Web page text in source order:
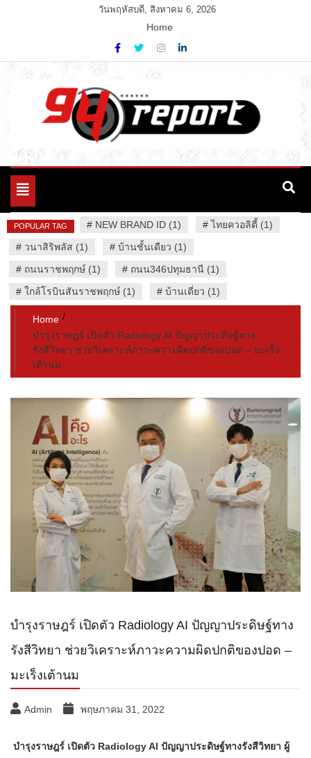
วันพฤหัสบดี, สิงหาคม 6, 2026
Home
94 Report.com
Variety News
Toggle
POPULAR TAG # NEW BRAND ID (1) #ไทยควอลิตี้ (1)
# วนาสิริพลัส (1) # บ้านชั้นเดียว (1)
# ถนนราชพฤกษ์ (1) # ถนน346ปทุมธานี (1)
# ใกล้โรบินสันราชพฤกษ์ (1) # บ้านเดี่ยว (1)
Home
บำรุงราษฎร์ เปิดตัว Radiology AI ปัญญาประดิษฐ์ทาง
รังสีวิทยา ช่วยวิเคราะห์ภาวะความผิดปกติของปอด – มะเร็ง
เต้านม
บำรุงราษฎร์ เปิดตัว Radiology AI ปัญญาประดิษฐ์ทาง
รังสีวิทยา ช่วยวิเคราะห์ภาวะความผิดปกติของปอด –
มะเร็งเต้านม
Admin พฤษภาคม 31, 2022
บำรุงราษฎร์ เปิดตัว Radiology AI ปัญญาประดิษฐ์ทางรังสีวิทยา ผู้